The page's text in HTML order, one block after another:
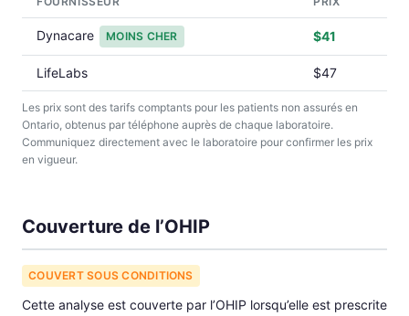
Dynacare MOINS CHER $41
LifeLabs $47
Les prix sont des tarifs comptants pour les patients non assurés en
Ontario, obtenus par téléphone auprès de chaque laboratoire.
Communiquez directement avec le laboratoire pour confirmer les prix
en vigueur.
Couverture de l’OHIP
COUVERT SOUS CONDITIONS
Cette analyse est couverte par l’OHIP lorsqu’elle est prescrite